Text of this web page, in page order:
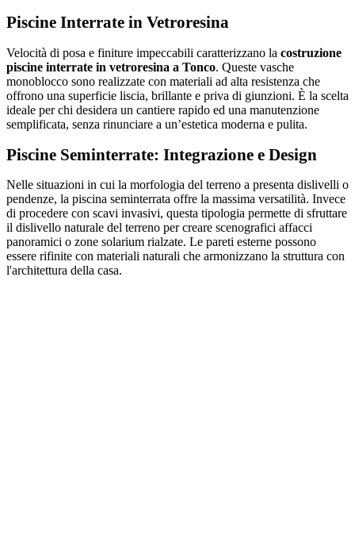
Piscine Interrate in Vetroresina
Velocità di posa e finiture impeccabili caratterizzano la costruzione
piscine interrate in vetroresina a Tonco. Queste vasche
monoblocco sono realizzate con materiali ad alta resistenza che
offrono una superficie liscia, brillante e priva di giunzioni. È la scelta
ideale per chi desidera un cantiere rapido ed una manutenzione
semplificata, senza rinunciare a un’estetica moderna e pulita.
Piscine Seminterrate: Integrazione e Design
Nelle situazioni in cui la morfologia del terreno a presenta dislivelli o
pendenze, la piscina seminterrata offre la massima versatilità. Invece
di procedere con scavi invasivi, questa tipologia permette di sfruttare
il dislivello naturale del terreno per creare scenografici affacci
panoramici o zone solarium rialzate. Le pareti esterne possono
essere rifinite con materiali naturali che armonizzano la struttura con
l'architettura della casa.